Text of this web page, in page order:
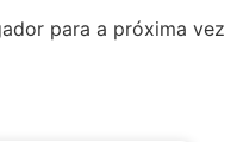
para a próxima vez